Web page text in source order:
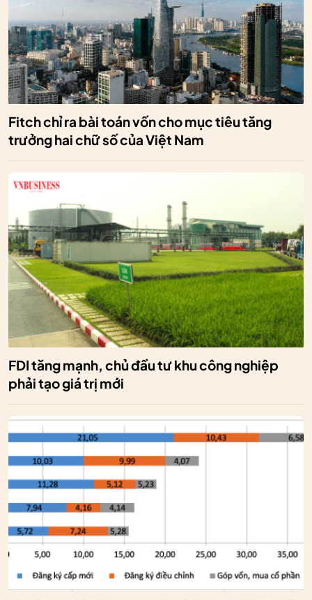
Fitch chỉ ra bài toán vốn cho mục tiêu tăng
trưởng hai chữ số của Việt Nam
FDI tăng mạnh, chủ đầu tư khu công nghiệp
phải tạo giá trị mới